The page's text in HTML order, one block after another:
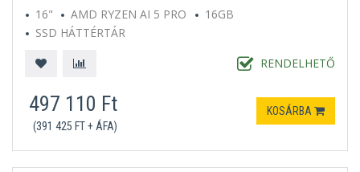
16"
AMD RYZEN AI 5 PRO
16GB
SSD HÁTTÉRTÁR
RENDELHETŐ
497 110 Ft
(391 425 FT + ÁFA)
KOSÁRBA